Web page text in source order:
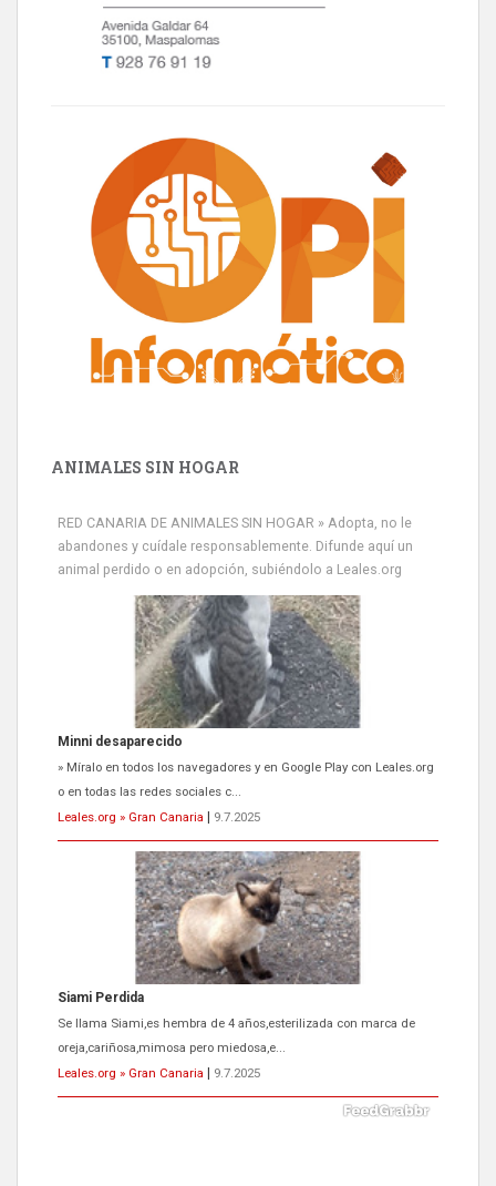
ANIMALES SIN HOGAR
RED CANARIA DE ANIMALES SIN HOGAR » Adopta, no le
abandones y cuídale responsablemente. Difunde aquí un
animal perdido o en adopción, subiéndolo a Leales.org
Siami Perdida
Se llama Siami,es hembra de 4 años,esterilizada con marca de
oreja,cariñosa,mimosa pero miedosa,e...
Leales.org » Gran Canaria
9.7.2025
ADOPCIÓN URGENTE GATA TEROR GRAN CANARIA
El ayuntamiento se va a llevar a Los Gatos callejeros de la zona los
próximos días, ella incluida...
Leales.org » Gran Canaria
9.7.2025